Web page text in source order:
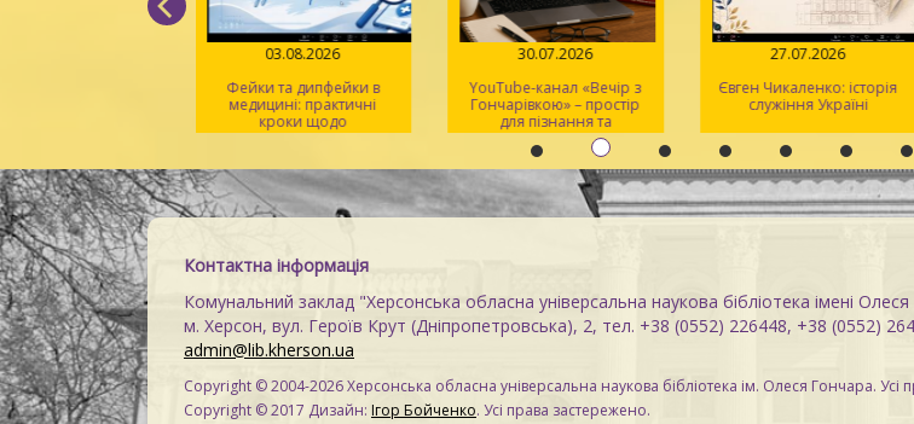
03.08.2026
Фейки та дипфейки в
медицині: практичні
кроки щодо
розпізнавання
30.07.2026
YouTube-канал «Вечір з
Гончарівкою» – простір
для пізнання та
натхнення
27.07.2026
Євген Чикаленко: історія
служіння Україні
Контактна інформація
Комунальний заклад "Херсонська обласна універсальна наукова бібліотека імені
м. Херсон, вул. Героїв Крут (Дніпропетровська), 2, тел. +38 (0552) 226448, +38 (0552)
admin@lib.kherson.ua
Copyright © 2004-2026 Херсонська обласна універсальна наукова бібліотека ім. Олеся Гончара. Усі
Copyright © 2017 Дизайн: Ігор Бойченко. Усі права застережено.